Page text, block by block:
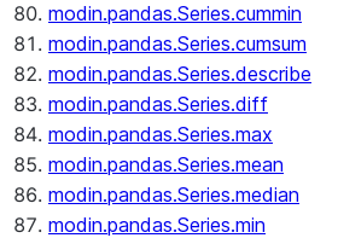
modin.pandas.Series.cummin
modin.pandas.Series.cumsum
modin.pandas.Series.describe
modin.pandas.Series.diff
modin.pandas.Series.max
modin.pandas.Series.mean
modin.pandas.Series.median
modin.pandas.Series.min